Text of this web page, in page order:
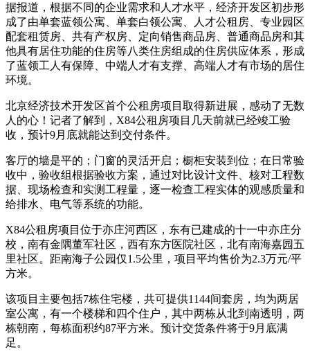
据报道，根据不同的企业需求和人才水平，经济开发区初步形
成了由单套蓝领公寓、单套白领公寓、人才公租房、专业园区
配套租赁房、共有产权房、定向销售商品房、普通商品房和其
他具有居住功能的住房等八类住房组成的住房供应体系，形成
了蓝领工人有保障、中端人才有支撑、高端人才有市场的居住
环境。
北京经济技术开发区首个公租房项目取得新进展，感动了无数
人的心！记者了解到，X84公租房项目几天前就已经竣工验
收，预计9月底就能达到交付条件。
客厅的墙是平的；门窗的灵活开启；橱柜安装到位；在日常验
收中，验收组根据验收方案，通过对比设计文件、核对工程数
据、现场检查和实测工程量，逐一检查工程实体的观感质量和
给排水、电气等系统的功能。
X84公租房项目位于亦庄河西区，东有已建成的十一中亦庄分
校，南有金隅董军社区，西有东方医院社区，北有南海嘉园五
里社区。距南海子公园仅1.5公里，项目平均售价为2.3万元/平
方米。
该项目主要包括7栋住宅楼，共可提供1144间套房，均为两居
室公寓，有一个楼梯和四个住户，其中两栋从北到南透明，两
栋朝南，每栋面积约87平方米。预计交货条件将于9月底满
足。